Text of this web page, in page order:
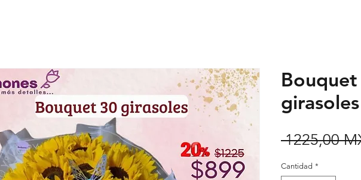
girasoles
1225,00
Cantidad *